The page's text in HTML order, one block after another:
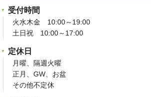
受付時間
火水木金 10:00～19:00
土日祝 10:00～17:00
定休日
月曜、隔週火曜
正月、GW、お盆
その他不定休